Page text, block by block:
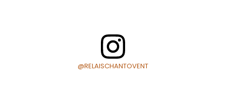
@RELAISCHANTOVENT